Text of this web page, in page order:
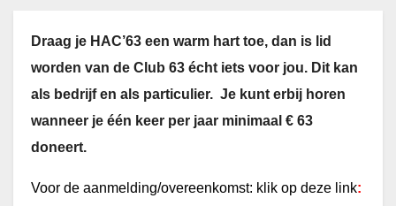
Draag je HAC’63 een warm hart toe, dan is lid
worden van de Club 63 écht iets voor jou. Dit kan
als bedrijf en als particulier. Je kunt erbij horen
wanneer je één keer per jaar minimaal € 63
doneert.
Voor de aanmelding/overeenkomst: klik op deze link: